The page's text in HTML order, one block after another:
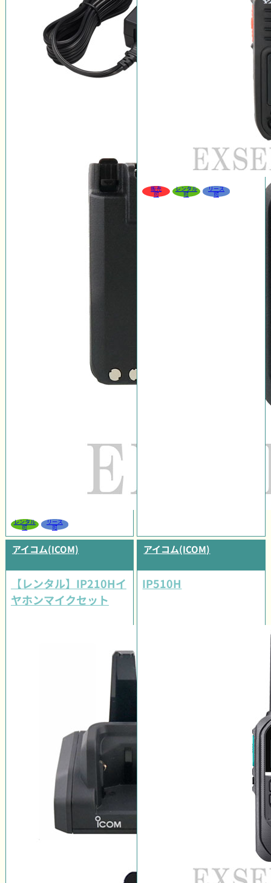
レンタル
可
リース
可
販売
可
レンタル
可
リース
可
アイコム(ICOM)
【レンタル】IP210Hイ
ヤホンマイクセット
アイコム(ICOM)
IP510H